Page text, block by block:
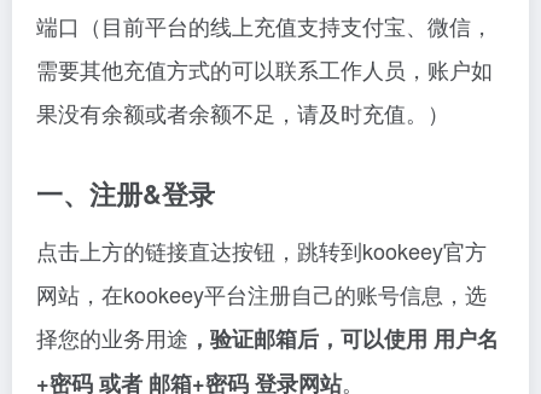
端口（目前平台的线上充值支持支付宝、微信，
需要其他充值方式的可以联系工作人员，账户如
果没有余额或者余额不足，请及时充值。）
一、注册&登录
点击上方的链接直达按钮，跳转到kookeey官方
网站，在kookeey平台注册自己的账号信息，选
择您的业务用途 ，验证邮箱后，可以使用 用户名
+密码 或者 邮箱+密码 登录网站。